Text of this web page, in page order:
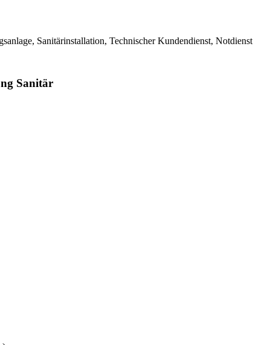
Sanitärinstallation, Technischer Kundendienst, Notdienst
Sanitär